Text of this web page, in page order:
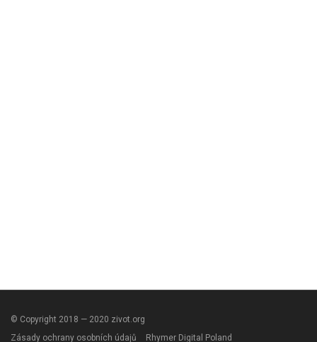
© Copyright 2018 — 2020 zivot.org
Zásady ochrany osobních údajů
Rhymer Digital Poland